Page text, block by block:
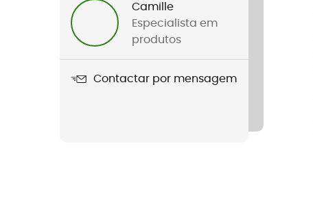
Camille
Especialista em
produtos
Contactar por mensagem